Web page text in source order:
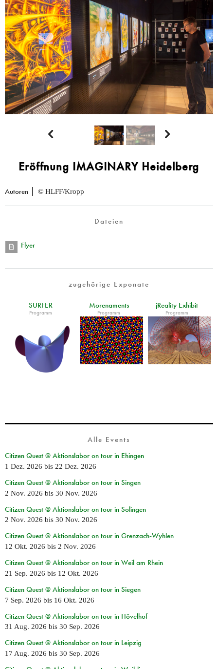
 
Eröffnung IMAGINARY Heidelberg
Autoren © HLFF/Kropp
Dateien
Flyer
zugehörige Exponate
SURFER
Programm
Morenaments
Programm
jReality Exhibit
Programm
Alle Events
Citizen Quest @ Aktionslabor on tour in Ehingen
1 Dez. 2026 bis 22 Dez. 2026
Citizen Quest @ Aktionslabor on tour in Singen
2 Nov. 2026 bis 30 Nov. 2026
Citizen Quest @ Aktionslabor on tour in Solingen
2 Nov. 2026 bis 30 Nov. 2026
Citizen Quest @ Aktionslabor on tour in Grenzach-Wyhlen
12 Okt. 2026 bis 2 Nov. 2026
Citizen Quest @ Aktionslabor on tour in Weil am Rhein
21 Sep. 2026 bis 12 Okt. 2026
Citizen Quest @ Aktionslabor on tour in Siegen
7 Sep. 2026 bis 16 Okt. 2026
Citizen Quest @ Aktionslabor on tour in Hövelhof
31 Aug. 2026 bis 30 Sep. 2026
Citizen Quest @ Aktionslabor on tour in Leipzig
17 Aug. 2026 bis 30 Sep. 2026